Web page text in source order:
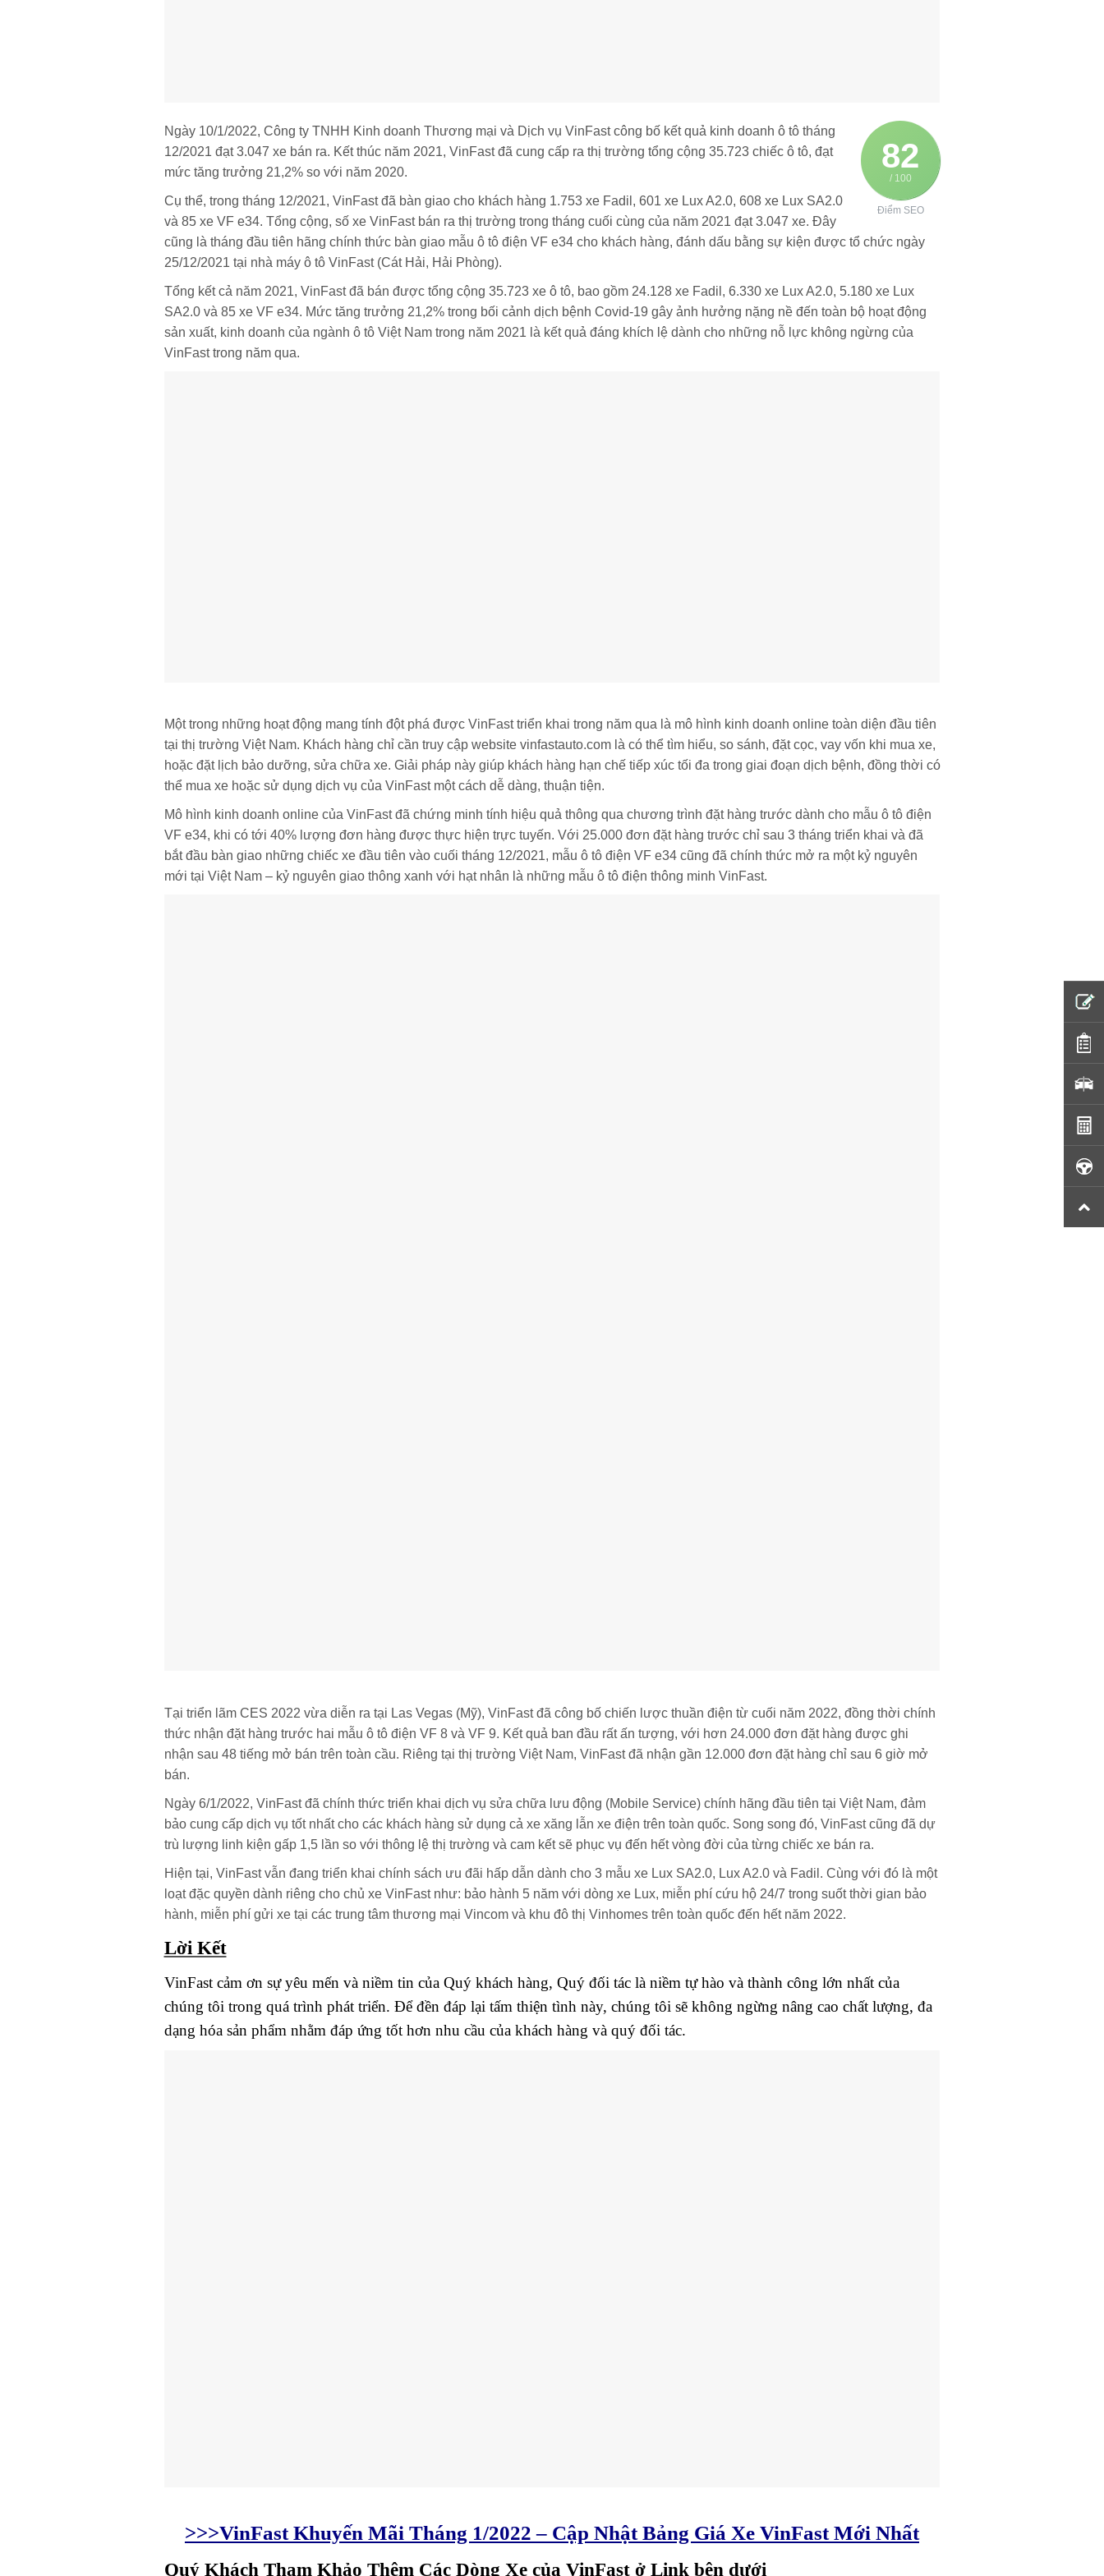
82
/ 100
Điểm SEO
Ngày 10/1/2022, Công ty TNHH Kinh doanh Thương mại và Dịch vụ VinFast công bố kết quả kinh doanh ô tô tháng
12/2021 đạt 3.047 xe bán ra. Kết thúc năm 2021, VinFast đã cung cấp ra thị trường tổng cộng 35.723 chiếc ô tô, đạt
mức tăng trưởng 21,2% so với năm 2020.
Cụ thể, trong tháng 12/2021, VinFast đã bàn giao cho khách hàng 1.753 xe Fadil, 601 xe Lux A2.0, 608 xe Lux SA2.0
và 85 xe VF e34. Tổng cộng, số xe VinFast bán ra thị trường trong tháng cuối cùng của năm 2021 đạt 3.047 xe. Đây
cũng là tháng đầu tiên hãng chính thức bàn giao mẫu ô tô điện VF e34 cho khách hàng, đánh dấu bằng sự kiện được tổ chức ngày
25/12/2021 tại nhà máy ô tô VinFast (Cát Hải, Hải Phòng).
Tổng kết cả năm 2021, VinFast đã bán được tổng cộng 35.723 xe ô tô, bao gồm 24.128 xe Fadil, 6.330 xe Lux A2.0, 5.180 xe Lux
SA2.0 và 85 xe VF e34. Mức tăng trưởng 21,2% trong bối cảnh dịch bệnh Covid-19 gây ảnh hưởng nặng nề đến toàn bộ hoạt động
sản xuất, kinh doanh của ngành ô tô Việt Nam trong năm 2021 là kết quả đáng khích lệ dành cho những nỗ lực không ngừng của
VinFast trong năm qua.
Một trong những hoạt động mang tính đột phá được VinFast triển khai trong năm qua là mô hình kinh doanh online toàn diện đầu tiên
tại thị trường Việt Nam. Khách hàng chỉ cần truy cập website vinfastauto.com là có thể tìm hiểu, so sánh, đặt cọc, vay vốn khi mua xe,
hoặc đặt lịch bảo dưỡng, sửa chữa xe. Giải pháp này giúp khách hàng hạn chế tiếp xúc tối đa trong giai đoạn dịch bệnh, đồng thời có
thể mua xe hoặc sử dụng dịch vụ của VinFast một cách dễ dàng, thuận tiện.
Mô hình kinh doanh online của VinFast đã chứng minh tính hiệu quả thông qua chương trình đặt hàng trước dành cho mẫu ô tô điện
VF e34, khi có tới 40% lượng đơn hàng được thực hiện trực tuyến. Với 25.000 đơn đặt hàng trước chỉ sau 3 tháng triển khai và đã
bắt đầu bàn giao những chiếc xe đầu tiên vào cuối tháng 12/2021, mẫu ô tô điện VF e34 cũng đã chính thức mở ra một kỷ nguyên
mới tại Việt Nam – kỷ nguyên giao thông xanh với hạt nhân là những mẫu ô tô điện thông minh VinFast.
Tại triển lãm CES 2022 vừa diễn ra tại Las Vegas (Mỹ), VinFast đã công bố chiến lược thuần điện từ cuối năm 2022, đồng thời chính
thức nhận đặt hàng trước hai mẫu ô tô điện VF 8 và VF 9. Kết quả ban đầu rất ấn tượng, với hơn 24.000 đơn đặt hàng được ghi
nhận sau 48 tiếng mở bán trên toàn cầu. Riêng tại thị trường Việt Nam, VinFast đã nhận gần 12.000 đơn đặt hàng chỉ sau 6 giờ mở
bán.
Ngày 6/1/2022, VinFast đã chính thức triển khai dịch vụ sửa chữa lưu động (Mobile Service) chính hãng đầu tiên tại Việt Nam, đảm
bảo cung cấp dịch vụ tốt nhất cho các khách hàng sử dụng cả xe xăng lẫn xe điện trên toàn quốc. Song song đó, VinFast cũng đã dự
trù lượng linh kiện gấp 1,5 lần so với thông lệ thị trường và cam kết sẽ phục vụ đến hết vòng đời của từng chiếc xe bán ra.
Hiện tại, VinFast vẫn đang triển khai chính sách ưu đãi hấp dẫn dành cho 3 mẫu xe Lux SA2.0, Lux A2.0 và Fadil. Cùng với đó là một
loạt đặc quyền dành riêng cho chủ xe VinFast như: bảo hành 5 năm với dòng xe Lux, miễn phí cứu hộ 24/7 trong suốt thời gian bảo
hành, miễn phí gửi xe tại các trung tâm thương mại Vincom và khu đô thị Vinhomes trên toàn quốc đến hết năm 2022.
Lời Kết
VinFast cảm ơn sự yêu mến và niềm tin của Quý khách hàng, Quý đối tác là niềm tự hào và thành công lớn nhất của
chúng tôi trong quá trình phát triển. Để đền đáp lại tấm thiện tình này, chúng tôi sẽ không ngừng nâng cao chất lượng, đa
dạng hóa sản phẩm nhằm đáp ứng tốt hơn nhu cầu của khách hàng và quý đối tác.
>>>VinFast Khuyến Mãi Tháng 1/2022 – Cập Nhật Bảng Giá Xe VinFast Mới Nhất
Quý Khách Tham Khảo Thêm Các Dòng Xe của VinFast ở Link bên dưới